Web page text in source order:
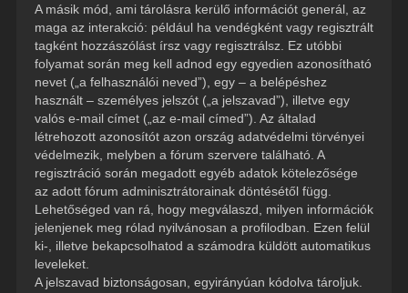
A másik mód, ami tárolásra kerülő információt generál, az
maga az interakció: például ha vendégként vagy regisztrált
tagként hozzászólást írsz vagy regisztrálsz. Ez utóbbi
folyamat során meg kell adnod egy egyedien azonosítható
nevet („a felhasználói neved”), egy – a belépéshez
használt – személyes jelszót („a jelszavad”), illetve egy
valós e-mail címet („az e-mail címed”). Az általad
létrehozott azonosítót azon ország adatvédelmi törvényei
védelmezik, melyben a fórum szervere található. A
regisztráció során megadott egyéb adatok kötelezősége
az adott fórum adminisztrátorainak döntésétől függ.
Lehetőséged van rá, hogy megválaszd, milyen információk
jelenjenek meg rólad nyilvánosan a profilodban. Ezen felül
ki-, illetve bekapcsolhatod a számodra küldött automatikus
leveleket.
A jelszavad biztonságosan, egyirányúan kódolva tároljuk.